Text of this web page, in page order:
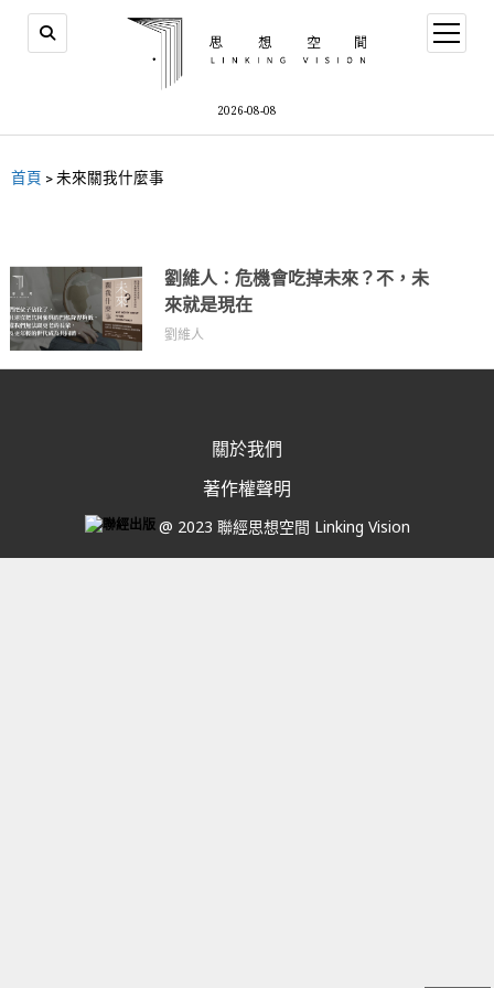
2026-08-08
首頁 >未來關我什麼事
劉維人：危機會吃掉未來？不，未
來就是現在
劉維人
關於我們
著作權聲明
@ 2023 聯經思想空間 Linking Vision